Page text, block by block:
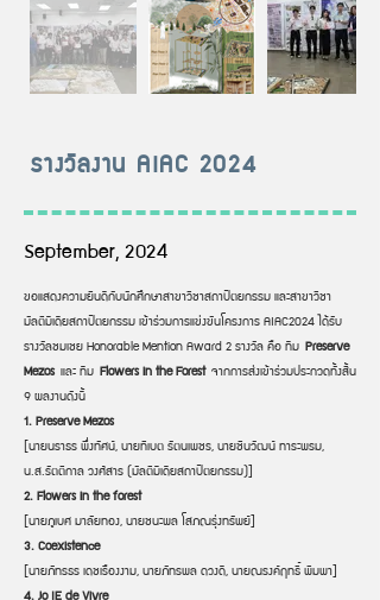
รางวัลงาน AIAC 2024
September, 2024
ขอแสดงความยินดีกับนักศึกษาสาขาวิชาสถาปัตยกรรม และสาขาวิชา
มัลติมีเดียสถาปัตยกรรม เข้าร่วมการแข่งขันโครงการ AIAC2024 ได้รับ
รางวัลชมเชย Honorable Mention Award 2 รางวัล คือ ทีม Preserve
Mezosและ ทีม Flowers in the Forestจากการส่งเข้าร่วมประกวดทั้งสิ้น
9 ผลงานดังนี้
1. Preserve Mezos
[นายนราธร พึ่งทัศน์, นายทิเบต รัตนเพชร, นายชินวัฒน์ ทาระพรม,
น.ส.รัตติกาล วงศ์สาร (มัลติมีเดียสถาปัตยกรรม)]
2. Flowers in the forest
[นายภูเบศ มาลัยทอง, นายชนะพล โสภณรุ่งทรัพย์]
3. Coexistence
[นายภัทรธร เดชเรืองงาม, นายภัทรพล ดวงดี, นายณรงค์ฤทธิ์ พิมพา]
4. Jo IE de Vivre